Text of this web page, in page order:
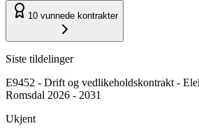
10 vunnede kontrakter
Siste tildelinger
E9452 - Drift og vedlikeholdskontrakt -
Romsdal 2026 - 2031
Ukjent